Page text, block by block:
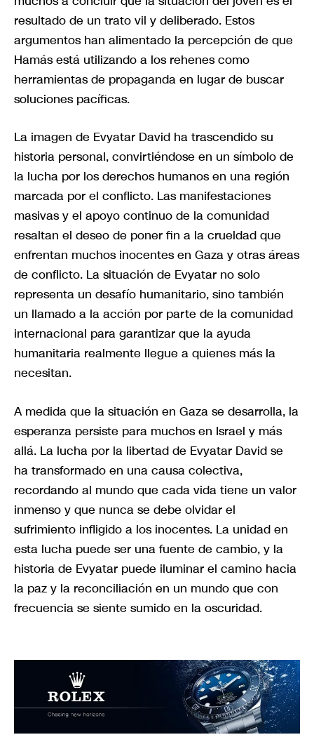
resultado de un trato vil y deliberado. Estos
argumentos han alimentado la percepción de que
Hamás está utilizando a los rehenes como
herramientas de propaganda en lugar de buscar
soluciones pacíficas.
La imagen de Evyatar David ha trascendido su
historia personal, convirtiéndose en un símbolo de
la lucha por los derechos humanos en una región
marcada por el conflicto. Las manifestaciones
masivas y el apoyo continuo de la comunidad
resaltan el deseo de poner fin a la crueldad que
enfrentan muchos inocentes en Gaza y otras áreas
de conflicto. La situación de Evyatar no solo
representa un desafío humanitario, sino también
un llamado a la acción por parte de la comunidad
internacional para garantizar que la ayuda
humanitaria realmente llegue a quienes más la
necesitan.
A medida que la situación en Gaza se desarrolla, la
esperanza persiste para muchos en Israel y más
allá. La lucha por la libertad de Evyatar David se
ha transformado en una causa colectiva,
recordando al mundo que cada vida tiene un valor
inmenso y que nunca se debe olvidar el
sufrimiento infligido a los inocentes. La unidad en
esta lucha puede ser una fuente de cambio, y la
historia de Evyatar puede iluminar el camino hacia
la paz y la reconciliación en un mundo que con
frecuencia se siente sumido en la oscuridad.